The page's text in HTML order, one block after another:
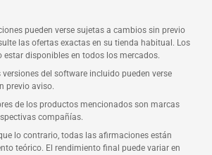
pueden verse sujetas a cambios sin previo
las ofertas exactas en su tienda habitual. Los
estar disponibles en todos los mercados.
versiones del software incluido pueden verse
previo aviso.
de los productos mencionados son marcas
compañías.
lo contrario, todas las afirmaciones están
teórico. El rendimiento final puede variar en